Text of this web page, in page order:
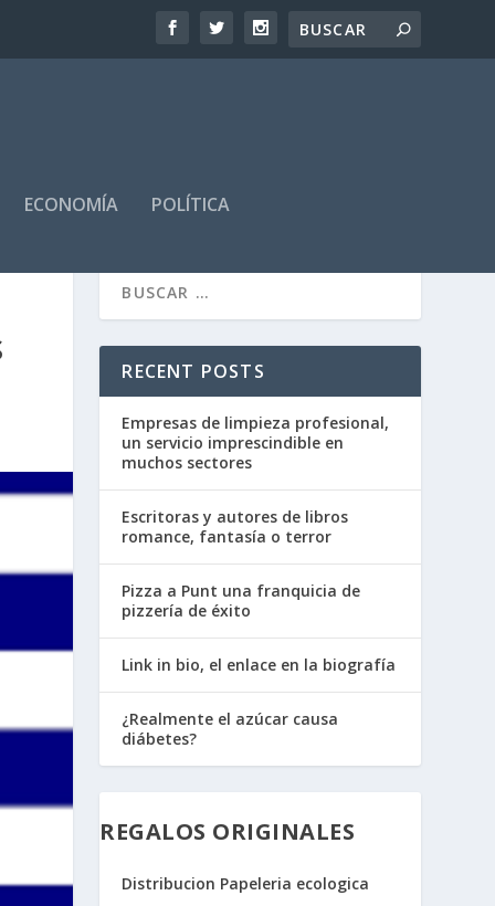
ECONOMÍA POLÍTICA
RECENT POSTS
Empresas de limpieza profesional,
un servicio imprescindible en
muchos sectores
Escritoras y autores de libros
romance, fantasía o terror
Pizza a Punt una franquicia de
pizzería de éxito
Link in bio, el enlace en la biografía
¿Realmente el azúcar causa
diábetes?
REGALOS ORIGINALES
Distribucion Papeleria ecologica